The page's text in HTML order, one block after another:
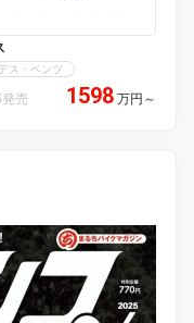
ス・ベンツ
売 1598 万円 ～